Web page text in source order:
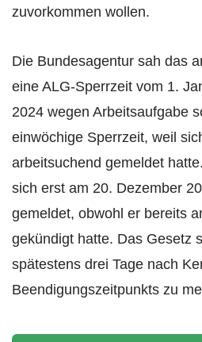
zuvorkommen wollen.
Die Bundesagentur sah das
eine ALG-Sperrzeit vom 1.
2024 wegen Arbeitsaufgabe
einwöchige Sperrzeit, weil
arbeitsuchend gemeldet
sich erst am 20. Dezember
gemeldet, obwohl er bereits
gekündigt hatte. Das Gesetz
spätestens drei Tage nach
Beendigungszeitpunkts zu